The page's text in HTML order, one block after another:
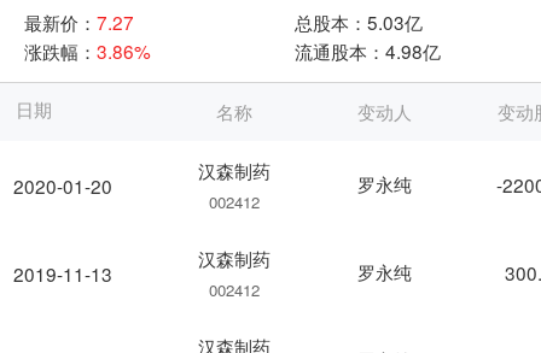
最新价： 7.27 总股本： 5.03亿
涨跌幅： 3.86% 流通股本： 4.98亿
日期
2020-01-20
2019-11-13
名称 变动人 变动
汉森制药
002412
罗永纯 -
汉森制药
002412
罗永纯
汉森制药